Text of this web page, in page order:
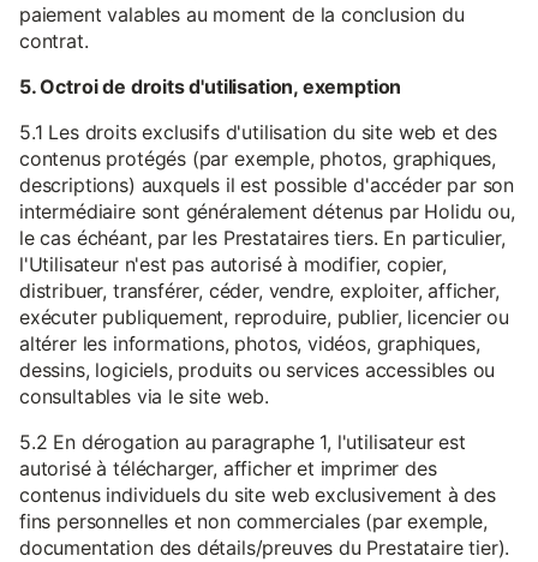
paiement valables au moment de la conclusion du
contrat.
5. Octroi de droits d'utilisation, exemption
5.1 Les droits exclusifs d'utilisation du site web et des
contenus protégés (par exemple, photos, graphiques,
descriptions) auxquels il est possible d'accéder par son
intermédiaire sont généralement détenus par Holidu ou,
le cas échéant, par les Prestataires tiers. En particulier,
l'Utilisateur n'est pas autorisé à modifier, copier,
distribuer, transférer, céder, vendre, exploiter, afficher,
exécuter publiquement, reproduire, publier, licencier ou
altérer les informations, photos, vidéos, graphiques,
dessins, logiciels, produits ou services accessibles ou
consultables via le site web.
5.2 En dérogation au paragraphe 1, l'utilisateur est
autorisé à télécharger, afficher et imprimer des
contenus individuels du site web exclusivement à des
fins personnelles et non commerciales (par exemple,
documentation des détails/preuves du Prestataire tier).